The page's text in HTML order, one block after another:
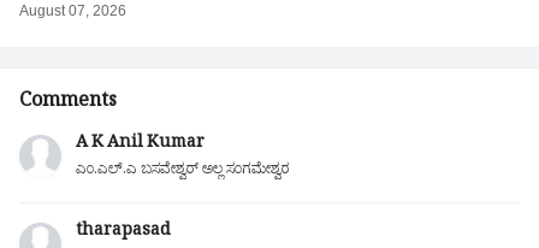
August 07, 2026
Comments
A K Anil Kumar
ಎಂ.ಎಲ್.ಎ ಬಸವೇಶ್ವರ್ ಅಲ್ಲ ಸಂಗಮೇಶ್ವರ
tharapasad